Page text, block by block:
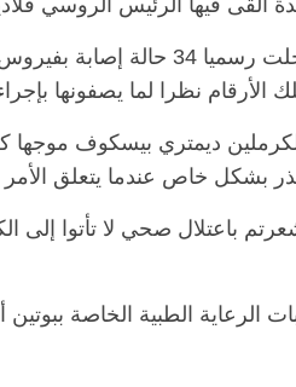
ألقى فيها الرئيس الروسي
وتقول موسكو إنها سجلت
الأرقام نظرا لما يصفونها
ديمتري بيسكوف
بشكل خاص عندما يتعلق
باعتلال صحي لا تأتوا إلى
الرعاية الطبية الخاصة
في ذكرى رحيله.. د. نور
للحرية (بروفايل)
26 يناير، 2026